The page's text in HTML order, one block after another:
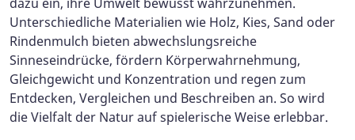
Unterschiedliche Materialien wie Holz, Kies, Sand oder
Rindenmulch bieten abwechslungsreiche
Sinneseindrücke, fördern Körperwahrnehmung,
Gleichgewicht und Konzentration und regen zum
Entdecken, Vergleichen und Beschreiben an. So wird
die Vielfalt der Natur auf spielerische Weise erlebbar.